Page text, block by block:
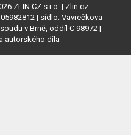
ZLIN.CZ s.r.o. | Zlin.cz -
| sídlo: Vavrečkova
v Brně, oddíl C 98972 |
a autorského díla